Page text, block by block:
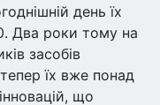
день їх
Два роки тому на
засобів
їх вже понад
що